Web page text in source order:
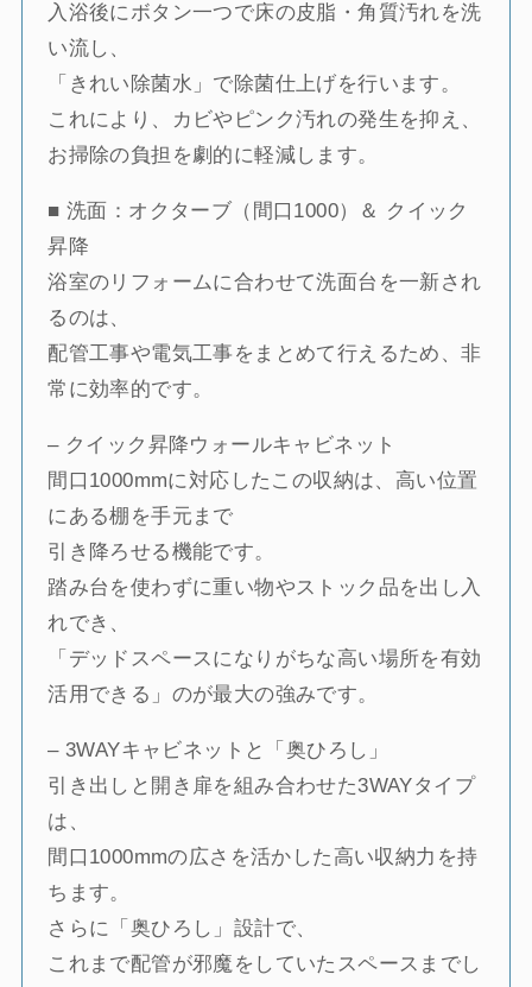
入浴後にボタン一つで床の皮脂・角質汚れを洗
い流し、
「きれい除菌水」で除菌仕上げを行います。
これにより、カビやピンク汚れの発生を抑え、
お掃除の負担を劇的に軽減します。
■ 洗面：オクターブ（間口1000）＆ クイック
昇降
浴室のリフォームに合わせて洗面台を一新され
るのは、
配管工事や電気工事をまとめて行えるため、非
常に効率的です。
– クイック昇降ウォールキャビネット
間口1000mmに対応したこの収納は、高い位置
にある棚を手元まで
引き降ろせる機能です。
踏み台を使わずに重い物やストック品を出し入
れでき、
「デッドスペースになりがちな高い場所を有効
活用できる」のが最大の強みです。
– 3WAYキャビネットと「奥ひろし」
引き出しと開き扉を組み合わせた3WAYタイプ
は、
間口1000mmの広さを活かした高い収納力を持
ちます。
さらに「奥ひろし」設計で、
これまで配管が邪魔をしていたスペースまでし